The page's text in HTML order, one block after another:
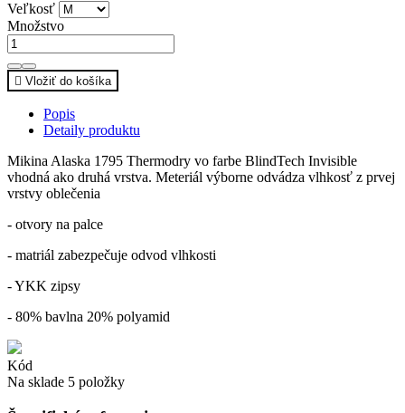
Veľkosť
Množstvo
 Vložiť do košíka
Popis
Detaily produktu
Mikina Alaska 1795 Thermodry vo farbe BlindTech Invisible
vhodná ako druhá vrstva. Meteriál výborne odvádza vlhkosť z prvej
vrstvy oblečenia
- otvory na palce
- matriál zabezpečuje odvod vlhkosti
- YKK zipsy
- 80% bavlna 20% polyamid
Kód
Na sklade 5 položky